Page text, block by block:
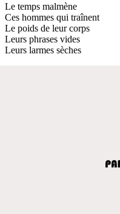
Le temps malmène
Ces hommes qui traînent
Le poids de leur corps
Leurs phrases vides
Leurs larmes sèches